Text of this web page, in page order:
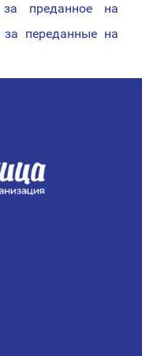
преданное на
переданные на